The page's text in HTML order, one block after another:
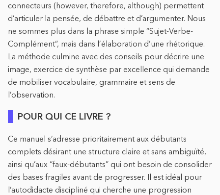
connecteurs (however, therefore, although) permettent
d’articuler la pensée, de débattre et d’argumenter. Nous
ne sommes plus dans la phrase simple “Sujet-Verbe-
Complément”, mais dans l’élaboration d’une rhétorique.
La méthode culmine avec des conseils pour décrire une
image, exercice de synthèse par excellence qui demande
de mobiliser vocabulaire, grammaire et sens de
l’observation.
POUR QUI CE LIVRE ?
Ce manuel s’adresse prioritairement aux débutants
complets désirant une structure claire et sans ambiguïté,
ainsi qu’aux “faux-débutants” qui ont besoin de consolider
des bases fragiles avant de progresser. Il est idéal pour
l’autodidacte discipliné qui cherche une progression